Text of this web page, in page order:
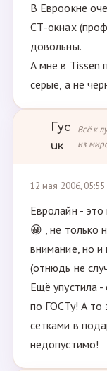
В Евроокне
СТ-окнах
довольны.
А мне в Tissen
серые, а не
Гус
ик
Всё к
из
12 мая 2006, 05:55
Евролайн -
😀 , не только
внимание, но и
(отнюдь не
Ещё упустила
по ГОСТу! А то
сетками в
недопустимо!